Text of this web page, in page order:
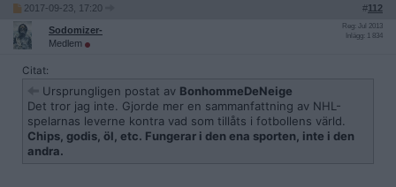
2017-09-23, 17:20 #112
Sodomizer-
Medlem
Reg: Jul 2013
Inlägg: 1 834
Citat:
Ursprungligen postat av BonhommeDeNeige
Det tror jag inte. Gjorde mer en sammanfattning av NHL-
spelarnas leverne kontra vad som tillåts i fotbollens värld.
Chips, godis, öl, etc. Fungerar i den ena sporten, inte i den
andra.